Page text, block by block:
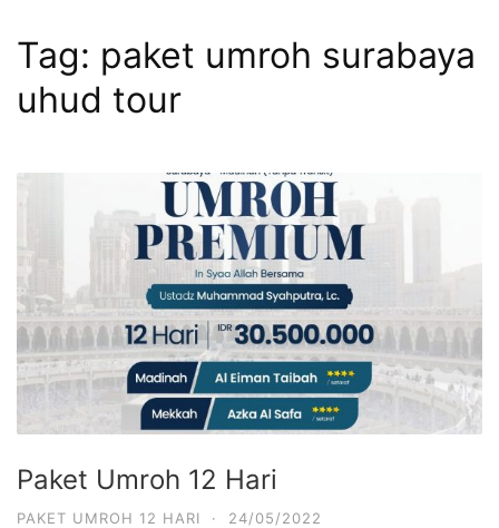
Tag: paket umroh surabaya
uhud tour
Paket Umroh 12 Hari
PAKET UMROH 12 HARI · 24/05/2022